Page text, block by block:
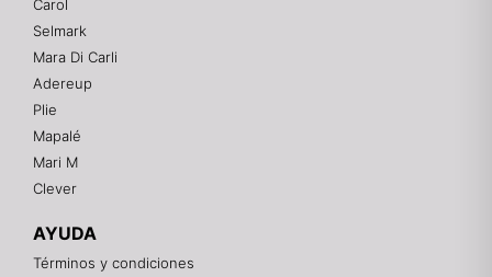
Carol
Selmark
Mara Di Carli
Adereup
Plie
Mapalé
Mari M
Clever
AYUDA
Términos y condiciones
¡Hola! 👋
Gracias por visitarnos. Te asesoramos
personalmente con tu compra: tallas, envíos y
pagos.
Recuerda: 10% de descuento en tu primera compra
Contáctanos por el canal que prefieras 💕